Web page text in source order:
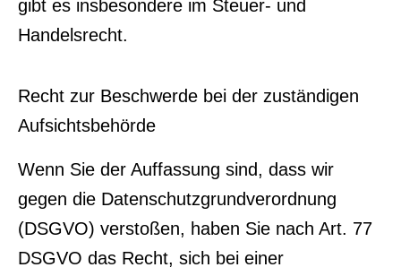
gibt es insbesondere im Steuer- und
Handelsrecht.
Recht zur Beschwerde bei der zuständigen
Aufsichtsbehörde
Wenn Sie der Auffassung sind, dass wir
gegen die Datenschutzgrundverordnung
(DSGVO) verstoßen, haben Sie nach Art. 77
DSGVO das Recht, sich bei einer